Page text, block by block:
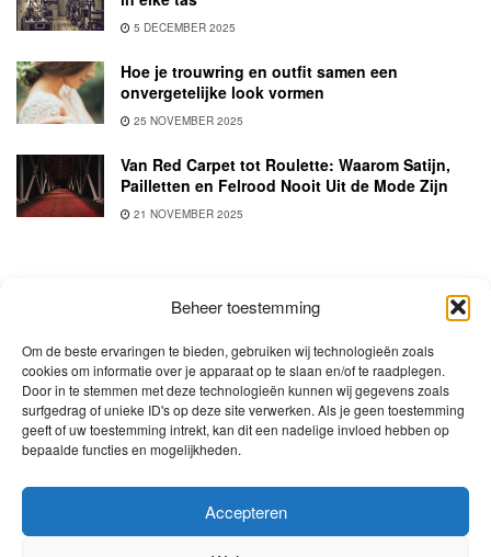
Beheer toestemming
Om de beste ervaringen te bieden, gebruiken wij technologieën zoals
cookies om informatie over je apparaat op te slaan en/of te raadplegen.
Door in te stemmen met deze technologieën kunnen wij gegevens zoals
surfgedrag of unieke ID's op deze site verwerken. Als je geen toestemming
geeft of uw toestemming intrekt, kan dit een nadelige invloed hebben op
bepaalde functies en mogelijkheden.
Accepteren
5 DECEMBER 2025
Hoe je trouwring en outfit samen een
onvergetelijke look vormen
25 NOVEMBER 2025
Van Red Carpet tot Roulette: Waarom Satijn,
Pailletten en Felrood Nooit Uit de Mode Zijn
21 NOVEMBER 2025
Samenwerken?Klik hier voor meer informatie.
Menu
Lifestyle
Cookiebeleid (EU)